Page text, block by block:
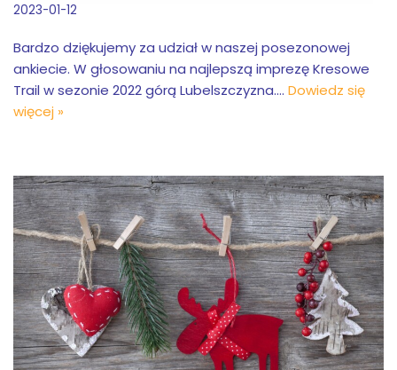
2023-01-12
Bardzo dziękujemy za udział w naszej posezonowej
ankiecie. W głosowaniu na najlepszą imprezę Kresowe
Trail w sezonie 2022 górą Lubelszczyzna.… Dowiedz się
więcej »